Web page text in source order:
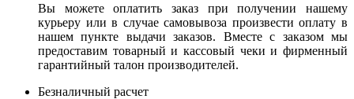
Вы можете оплатить заказ при получении нашему
курьеру или в случае самовывоза произвести оплату в
нашем пункте выдачи заказов. Вместе с заказом мы
предоставим товарный и кассовый чеки и фирменный
гарантийный талон производителей.
Безналичный расчет